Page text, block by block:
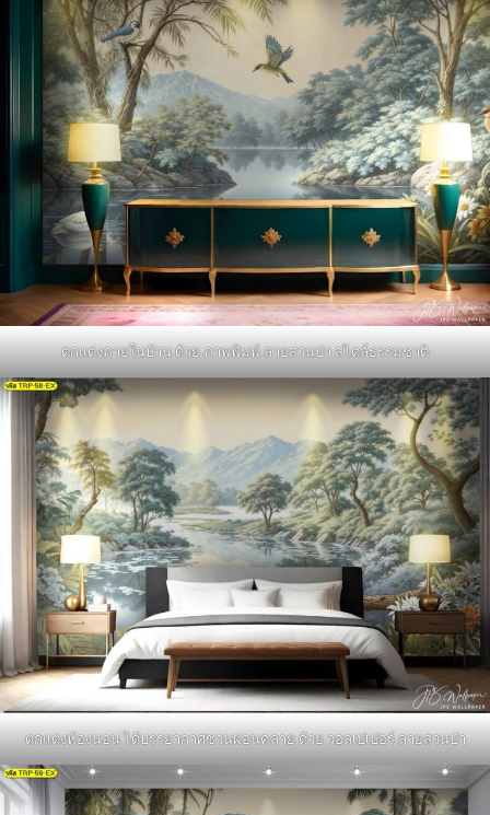
ตกแต่งภายในบ้าน ด้วย ภาพพิมพ์ ลายสวนป่า สไตล์ธรรมชาติ
ตกแต่งห้องนอน ได้บรรยากาศชวนผ่อนคลาย ด้วย วอลเปเปอร์ ลายสวนป่า